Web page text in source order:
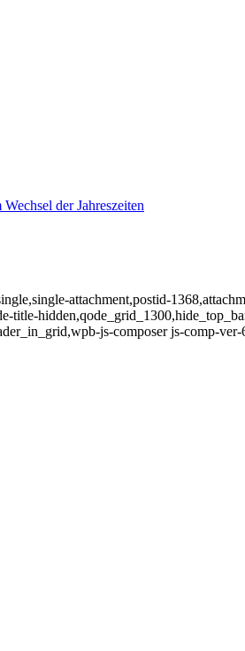
der Jahreszeiten
attachment,postid-
title-
js-composer js-comp-